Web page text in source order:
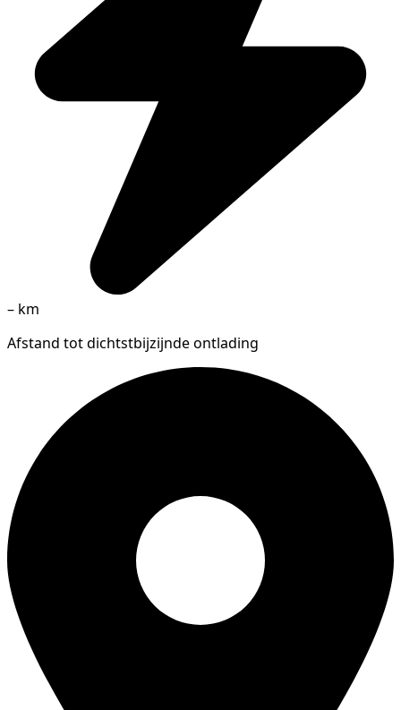
– km
Afstand tot dichtstbijzijnde ontlading